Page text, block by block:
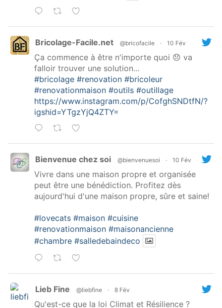
Bricolage-Facile.net @bricofacile · 10 Fév
Ça commence à être n'importe quoi 😞 va
falloir trouver une solution...
#bricolage #renovation #bricoleur
#renovationmaison #outils #outillage
https://www.instagram.com/p/CofghSNDtfN/?
igshid=YTgzYjQ4ZTY=
Bienvenue chez soi @bienvenuesoi · 10 Fév
Vivre dans une maison propre et organisée
peut être une bénédiction. Profitez dès
aujourd'hui d'une maison propre, sûre et saine!
#lovecats #maison #cuisine
#renovationmaison #maisonancienne
#chambre #salledebaindeco
Lieb Fine @liebfine · 8 Fév
Qu'est-ce que la loi Climat et Résilience ?